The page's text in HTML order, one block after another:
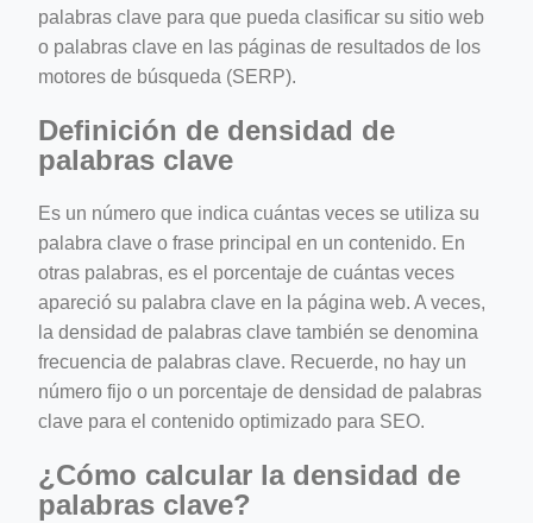
shredder-plant-equipment/scrap-shredder-fabrication
palabras clave para que pueda clasificar su sitio web
o palabras clave en las páginas de resultados de los
motores de búsqueda (SERP).
Definición de densidad de
palabras clave
Es un número que indica cuántas veces se utiliza su
palabra clave o frase principal en un contenido. En
otras palabras, es el porcentaje de cuántas veces
apareció su palabra clave en la página web. A veces,
la densidad de palabras clave también se denomina
frecuencia de palabras clave. Recuerde, no hay un
número fijo o un porcentaje de densidad de palabras
clave para el contenido optimizado para SEO.
¿Cómo calcular la densidad de
palabras clave?